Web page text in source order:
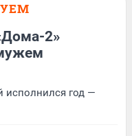
2»
исполнился год —